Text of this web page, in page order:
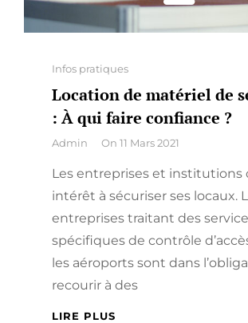
Categories
Infos pratiques
Location de matériel de
: À qui faire confiance ?
By
Admin On 11 Mars 2021
Les entreprises et institutions
intérêt à sécuriser ses locaux.
entreprises traitant des
spécifiques de contrôle
les aéroports sont dans
recourir à des
LIRE PLUS